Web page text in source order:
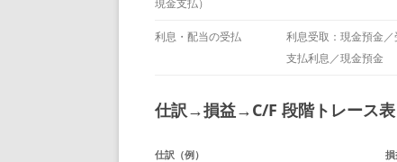
利息・配当の受払
利息受取：現金預金
支払利息／現金預金
仕訳→損益→C/F 段階トレース表
仕訳（例）